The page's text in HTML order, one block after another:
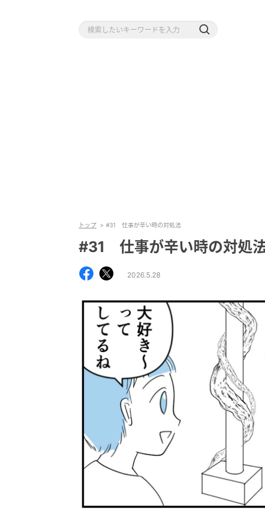
トップ #31 仕事が辛い時の対処法
#31 仕事が辛い時の対処
2026.5.28